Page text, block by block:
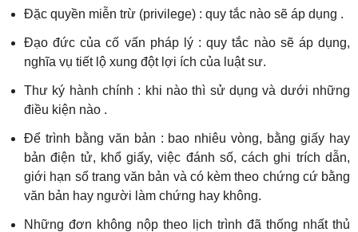
Đặc quyền miễn trừ (privilege) : quy tắc nào sẽ áp dụng .
Đạo đức của cố vấn pháp lý : quy tắc nào sẽ áp dụng,
nghĩa vụ tiết lộ xung đột lợi ích của luật sư.
Thư ký hành chính : khi nào thì sử dụng và dưới những
điều kiện nào .
Để trình bằng văn bản : bao nhiêu vòng, bằng giấy hay
bản điện tử, khổ giấy, việc đánh số, cách ghi trích dẫn,
giới hạn số trang văn bản và có kèm theo chứng cứ bằng
văn bản hay người làm chứng hay không.
Những đơn không nộp theo lịch trình đã thống nhất thủ